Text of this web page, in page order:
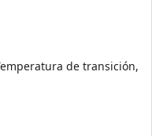
de transición,